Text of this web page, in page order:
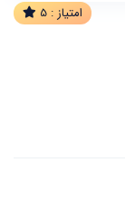
امتیاز : 5